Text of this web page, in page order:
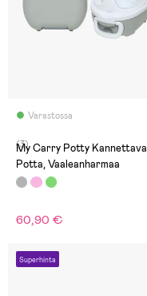
Varastossa
(3)
My Carry Potty Kannettava
Potta, Vaaleanharmaa
60,90 €
Superhinta